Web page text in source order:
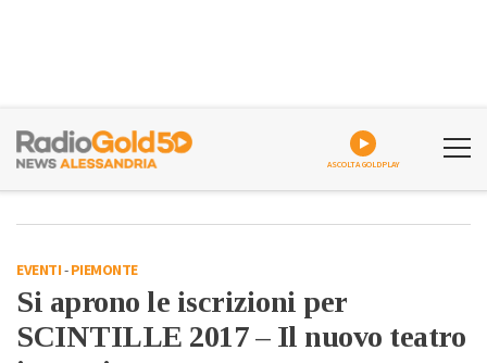
ASCOLTA GOLDPLAY
EVENTI-PIEMONTE
Si aprono le iscrizioni per
SCINTILLE 2017 – Il nuovo teatro